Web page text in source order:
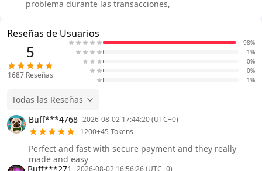
problema durante las transacciones,
Reseñas de Usuarios
5
1687 Reseñas
98%
1%
0%
0%
1%
Todas las Reseñas
Buff***4768 2026-08-02 17:44:20 (UTC+0)
1200+45 Tokens
Perfect and fast with secure payment and they really
made and easy
2026-08-02 16:56:26 (UTC+0)